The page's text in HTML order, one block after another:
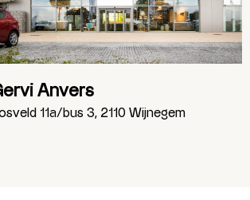
Anvers
11a/bus 3, 2110 Wijnegem